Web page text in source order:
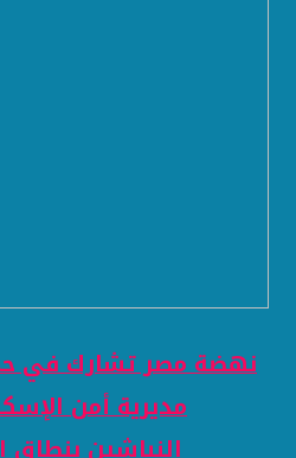
نهضة مصر تشارك في
مديرية أمن
النباشين بنطاق